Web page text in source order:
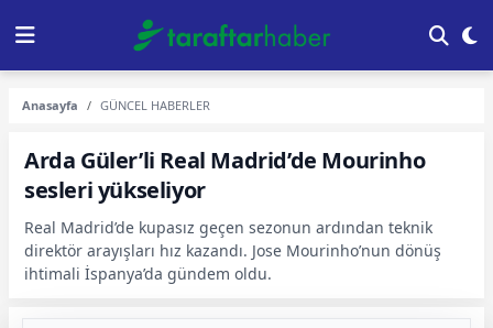
Anasayfa GÜNCEL HABERLER
Arda Güler’li Real Madrid’de Mourinho
sesleri yükseliyor
Real Madrid’de kupasız geçen sezonun ardından teknik
direktör arayışları hız kazandı. Jose Mourinho’nun dönüş
ihtimali İspanya’da gündem oldu.